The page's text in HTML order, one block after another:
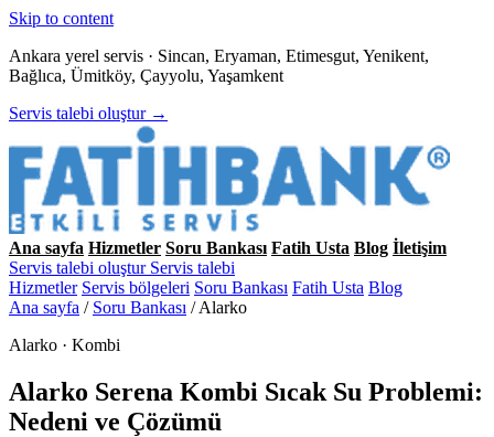
Skip to content
Ankara yerel servis · Sincan, Eryaman, Etimesgut, Yenikent,
Bağlıca, Ümitköy, Çayyolu, Yaşamkent
Servis talebi oluştur →
Ana sayfa Hizmetler Soru Bankası Fatih Usta Blog İletişim
Servis talebi oluştur Servis talebi
Hizmetler Servis bölgeleri Soru Bankası Fatih Usta Blog
Ana sayfa / Soru Bankası / Alarko
Alarko · Kombi
Alarko Serena Kombi Sıcak Su Problemi:
Nedeni ve Çözümü